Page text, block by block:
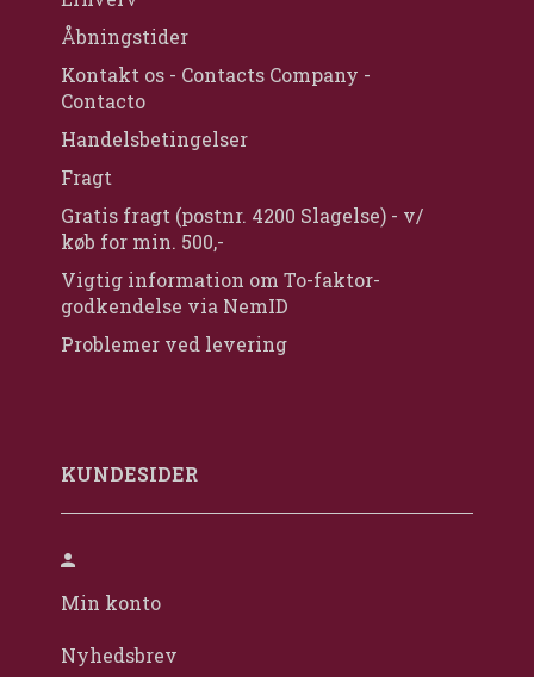
Åbningstider
Kontakt os - Contacts Company -
Contacto
Handelsbetingelser
Fragt
Gratis fragt (postnr. 4200 Slagelse) - v/
køb for min. 500,-
Vigtig information om To-faktor-
godkendelse via NemID
Problemer ved levering
KUNDESIDER
Min konto
Nyhedsbrev